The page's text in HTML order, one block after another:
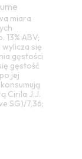
miara
ABV;
się
gęstości
gęstość
jej
Cirila J.J.
SG)/7,36;